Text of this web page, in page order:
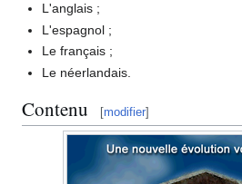
L'anglais ;
L'espagnol ;
Le français ;
Le néerlandais.
Contenu [modifier]